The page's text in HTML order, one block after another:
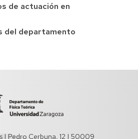
de actuación en
del departamento
| Pedro Cerbuna, 12 | 50009